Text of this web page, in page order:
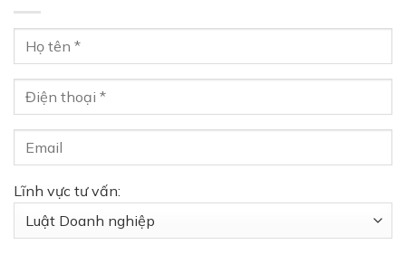
Lĩnh vực tư vấn: